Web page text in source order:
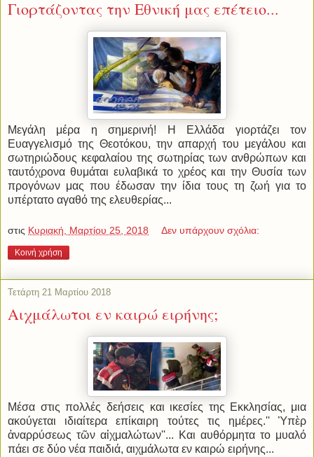
Γιορτάζοντας την Εθνική μας επέτειο...
Μεγάλη μέρα η σημερινή! Η Ελλάδα γιορτάζει τον
Ευαγγελισμό της Θεοτόκου, την απαρχή του μεγάλου και
σωτηριώδους κεφαλαίου της σωτηρίας των ανθρώπων και
ταυτόχρονα θυμάται ευλαβικά το χρέος και την Θυσία των
προγόνων μας που έδωσαν την ίδια τους τη ζωή για το
υπέρτατο αγαθό της ελευθερίας...
στις Κυριακή, Μαρτίου 25, 2018 Δεν υπάρχουν σχόλια:
Κοινή χρήση
Τετάρτη 21 Μαρτίου 2018
Αιχμάλωτοι εν καιρώ ειρήνης;
Μέσα στις πολλές δεήσεις και ικεσίες της Εκκλησίας, μια
ακούγεται ιδιαίτερα επίκαιρη τούτες τις ημέρες.'' Ὑπὲρ
ἀναρρύσεως τῶν αἰχμαλώτων''... Και αυθόρμητα το μυαλό
πάει σε δύο νέα παιδιά, αιχμάλωτα εν καιρώ ειρήνης...